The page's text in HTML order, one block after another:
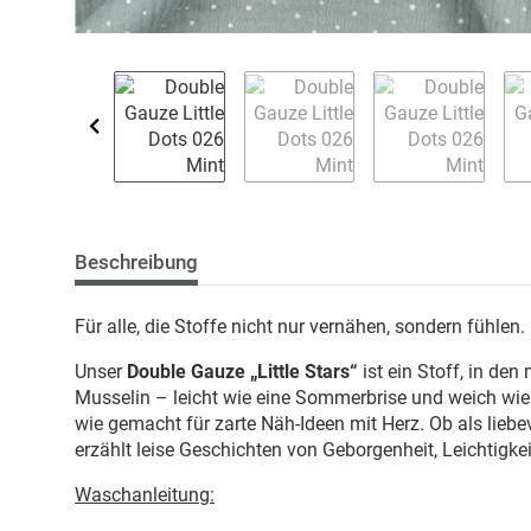
Beschreibung
Für alle, die Stoffe nicht nur vernähen, sondern fühlen.
Unser Double Gauze „Little Stars“ ist ein Stoff, in den
Musselin – leicht wie eine Sommerbrise und weich
wie gemacht für zarte Näh-Ideen mit Herz. Ob als
erzählt leise Geschichten von Geborgenheit,
Waschanleitung: